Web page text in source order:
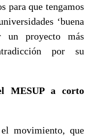
para que tengamos
‘buena
un proyecto más
por su
MESUP a corto
movimiento, que